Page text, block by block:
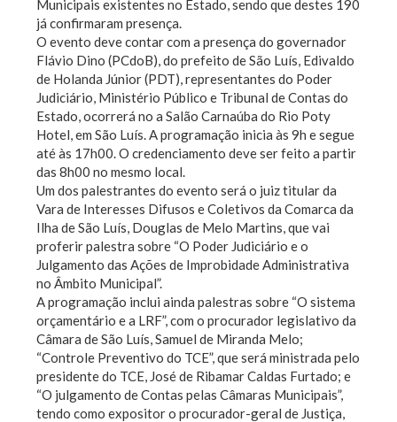
Municipais existentes no Estado, sendo que destes 190
já confirmaram presença.
O evento deve contar com a presença do governador
Flávio Dino (PCdoB), do prefeito de São Luís, Edivaldo
de Holanda Júnior (PDT), representantes do Poder
Judiciário, Ministério Público e Tribunal de Contas do
Estado, ocorrerá no a Salão Carnaúba do Rio Poty
Hotel, em São Luís. A programação inicia às 9h e segue
até às 17h00. O credenciamento deve ser feito a partir
das 8h00 no mesmo local.
Um dos palestrantes do evento será o juiz titular da
Vara de Interesses Difusos e Coletivos da Comarca da
Ilha de São Luís, Douglas de Melo Martins, que vai
proferir palestra sobre “O Poder Judiciário e o
Julgamento das Ações de Improbidade Administrativa
no Âmbito Municipal”.
A programação inclui ainda palestras sobre “O sistema
orçamentário e a LRF”, com o procurador legislativo da
Câmara de São Luís, Samuel de Miranda Melo;
“Controle Preventivo do TCE”, que será ministrada pelo
presidente do TCE, José de Ribamar Caldas Furtado; e
“O julgamento de Contas pelas Câmaras Municipais”,
tendo como expositor o procurador-geral de Justiça,